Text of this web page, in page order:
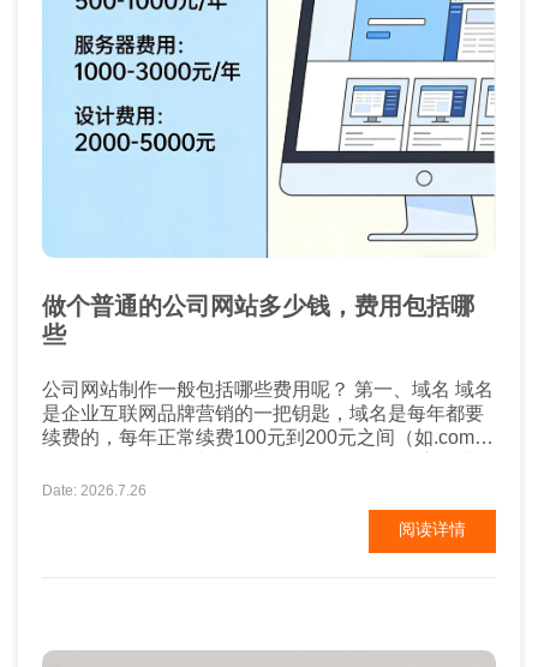
做个普通的公司网站多少钱，费用包括哪
些
公司网站制作一般包括哪些费用呢？ 第一、域名 域名
是企业互联网品牌营销的一把钥匙，域名是每年都要
续费的，每年正常续费100元到200元之间（如.com
第二、空间 空间也称之为服务器，这个要看企业网站
的类型了，需求量有多少，配置也需要考虑，费用多
少不一，不过一般正常的企业网站，空间费用差不多
Date: 2026.7.26
阅读详情